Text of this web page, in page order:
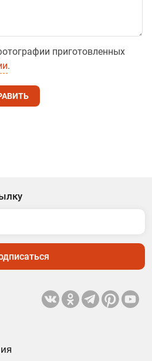
приготовленных
.